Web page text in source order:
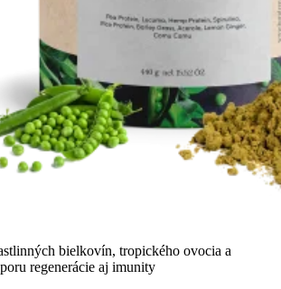
bielkovín, tropického ovocia a
regenerácie aj imunity